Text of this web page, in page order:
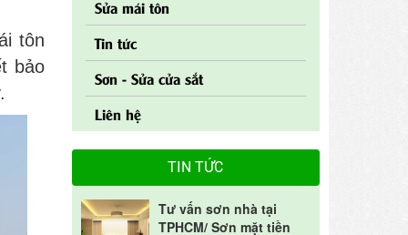
tôn
bảo
Sửa mái tôn
Tin tức
Sơn - Sửa cửa sắt
Liên hệ
TIN TỨC
Tư vấn sơn nhà tại
TPHCM/ Sơn mặt tiền